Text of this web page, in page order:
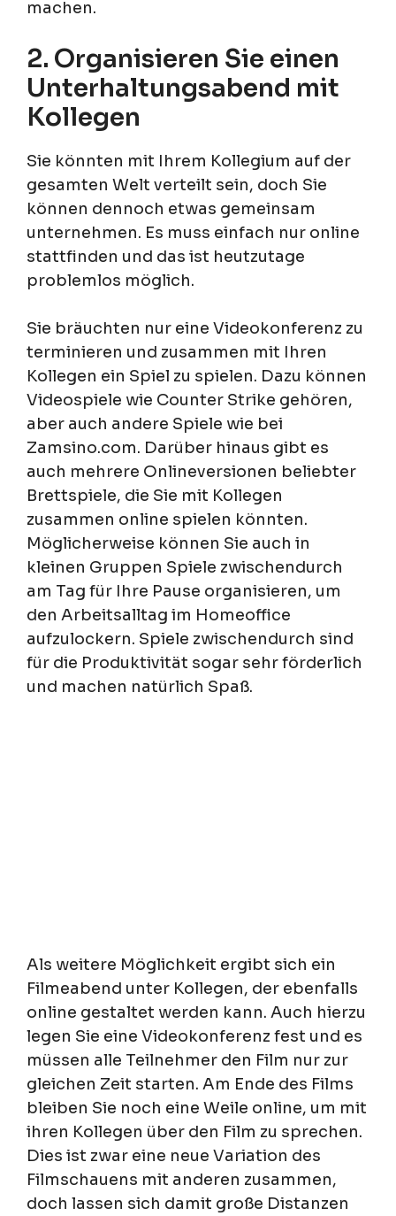
machen.
2. Organisieren Sie einen
Unterhaltungsabend mit
Kollegen
Sie könnten mit Ihrem Kollegium auf der
gesamten Welt verteilt sein, doch Sie
können dennoch etwas gemeinsam
unternehmen. Es muss einfach nur online
stattfinden und das ist heutzutage
problemlos möglich.
Sie bräuchten nur eine Videokonferenz zu
terminieren und zusammen mit Ihren
Kollegen ein Spiel zu spielen. Dazu können
Videospiele wie Counter Strike gehören,
aber auch andere Spiele wie bei
Zamsino.com. Darüber hinaus gibt es
auch mehrere Onlineversionen beliebter
Brettspiele, die Sie mit Kollegen
zusammen online spielen könnten.
Möglicherweise können Sie auch in
kleinen Gruppen Spiele zwischendurch
am Tag für Ihre Pause organisieren, um
den Arbeitsalltag im Homeoffice
aufzulockern. Spiele zwischendurch sind
für die Produktivität sogar sehr förderlich
und machen natürlich Spaß.
Als weitere Möglichkeit ergibt sich ein
Filmeabend unter Kollegen, der ebenfalls
online gestaltet werden kann. Auch hierzu
legen Sie eine Videokonferenz fest und es
müssen alle Teilnehmer den Film nur zur
gleichen Zeit starten. Am Ende des Films
bleiben Sie noch eine Weile online, um mit
ihren Kollegen über den Film zu sprechen.
Dies ist zwar eine neue Variation des
Filmschauens mit anderen zusammen,
doch lassen sich damit große Distanzen